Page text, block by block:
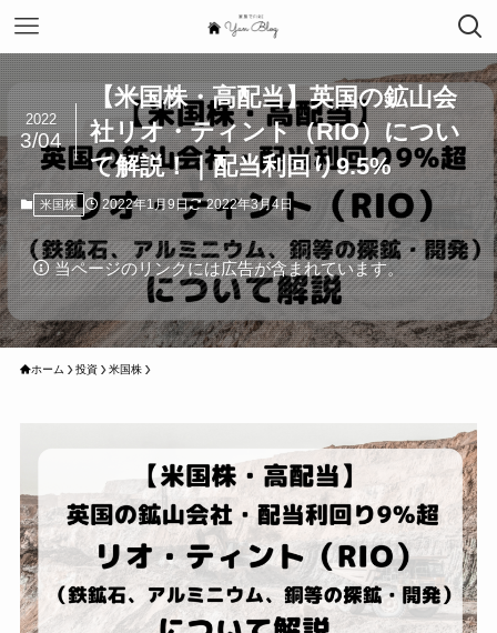
【米国株・高配当】英国の鉱山会
社リオ・ティント（RIO）につい
て解説！｜配当利回り9.5%
2022
3/04
米国株 2022年1月9日 2022年3月4日
当ページのリンクには広告が含まれています。
ホーム 投資 米国株